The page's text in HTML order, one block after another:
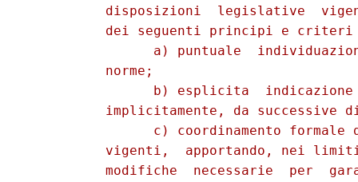
disposizioni  legislative
dei seguenti principi e criteri
a) puntuale
          norme;
b) esplicita
implicitamente, da successive
c) coordinamento formale
vigenti,  apportando, nei
modifiche  necessarie  per